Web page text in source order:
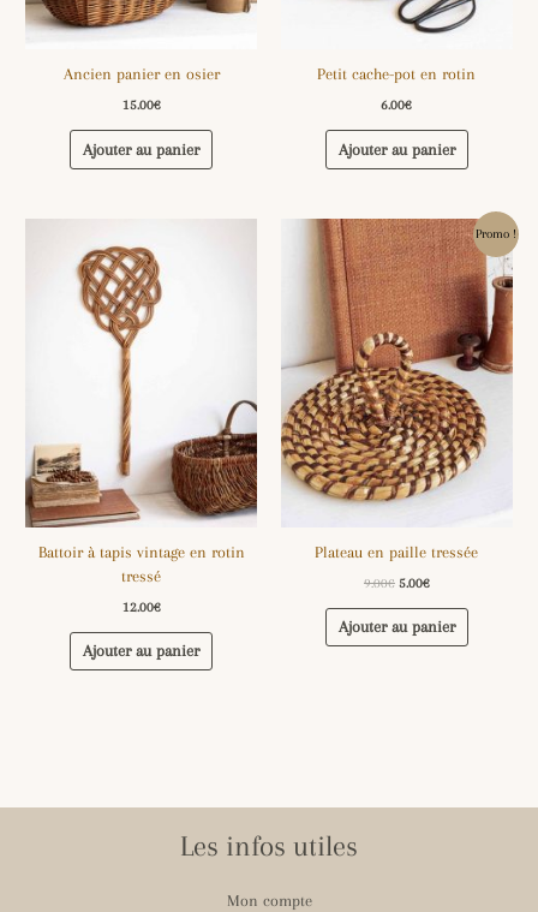
Ancien panier en osier
15.00€
Ajouter au panier
Petit cache-pot en rotin
6.00€
Ajouter au panier
Battoir à tapis vintage en rotin
tressé
12.00€
Ajouter au panier
Promo !
Plateau en paille tressée
9.00€
Le
prix
initial
était :
9.00€.
5.00€
Le
prix
actuel
est :
5.00€.
Ajouter au panier
Les infos utiles
Mon compte